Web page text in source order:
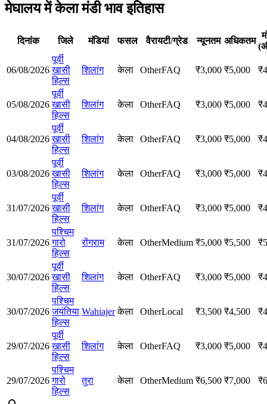
मेघालय में केला मंडी भाव इतिहास
दिनांक जिले मंडियां फसल वैरायटी/ग्रेड न्यूनतम अधिकतम
06/08/2026
पूर्वी
खासी
हिल्स
शिलांग केला OtherFAQ ₹3,000 ₹5,000 ₹
05/08/2026
पूर्वी
खासी
हिल्स
शिलांग केला OtherFAQ ₹3,000 ₹5,000 ₹
04/08/2026
पूर्वी
खासी
हिल्स
शिलांग केला OtherFAQ ₹3,000 ₹5,000 ₹
03/08/2026
पूर्वी
खासी
हिल्स
शिलांग केला OtherFAQ ₹3,000 ₹5,000 ₹
31/07/2026
पूर्वी
खासी
हिल्स
शिलांग केला OtherFAQ ₹3,000 ₹5,000 ₹
31/07/2026
पश्चिम
गारो
हिल्स
रोंगराम केला OtherMedium ₹5,000 ₹5,500 ₹
30/07/2026
पूर्वी
खासी
हिल्स
शिलांग केला OtherFAQ ₹3,000 ₹5,000 ₹
30/07/2026
पश्चिम
जयंतिया
हिल्स
Wahiajer केला OtherLocal ₹3,500 ₹4,500 ₹
29/07/2026
पूर्वी
खासी
हिल्स
शिलांग केला OtherFAQ ₹3,000 ₹5,000 ₹
29/07/2026
पश्चिम
गारो
हिल्स
तुरा केला OtherMedium ₹6,500 ₹7,000 ₹